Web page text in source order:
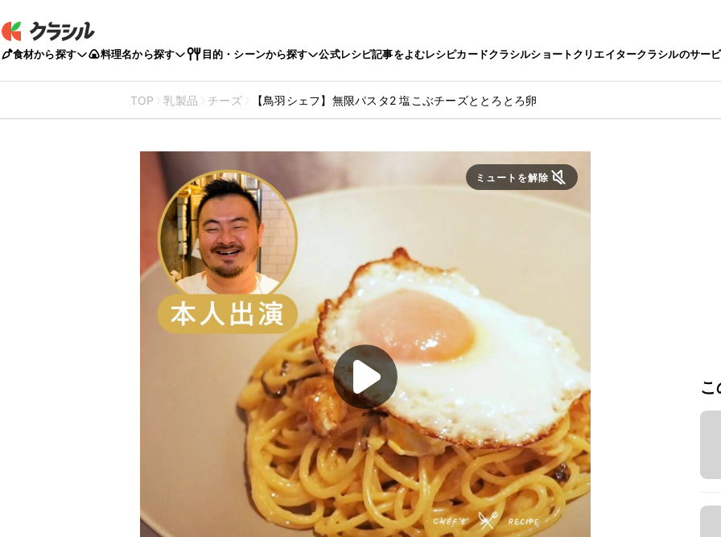
食材から探す 料理名から探す 目的・シーンから探す 公式レシピ記事をよむレシピカードクラシルショートクリエイタークラシルのサー
TOP 乳製品 チーズ 【鳥羽シェフ】無限パスタ2 塩こぶチーズととろとろ卵
ミュートを解除